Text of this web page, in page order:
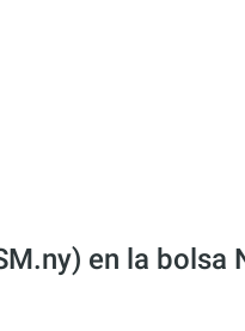
en la bolsa